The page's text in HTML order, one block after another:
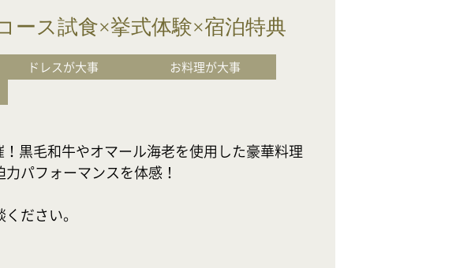
ース試食×挙式体験×宿泊特典
ドレスが大事
お料理が大事
黒毛和牛やオマール海老を使用した豪華料理
パフォーマンスを体感！
ださい。